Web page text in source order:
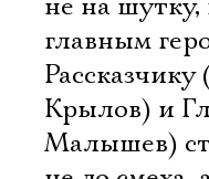
не на шутку,
главным
Крылов) и
Малышев)